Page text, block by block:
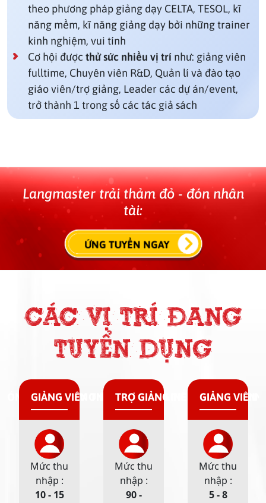
theo phương pháp giảng dạy CELTA, TESOL, kĩ
năng mềm, kĩ năng giảng dạy bởi những trainer
kinh nghiệm, vui tính
Cơ hội được thử sức nhiều vị trí như: giảng viên
fulltime, Chuyên viên R&D, Quản lí và đào tạo
giáo viên/trợ giảng, Leader các dự án/event,
trở thành 1 trong số các tác giả sách
Langmaster trải thảm đỏ - đón nhân
tài:
ỨNG TUYỂN NGAY
CÁC VỊ TRÍ ĐANG
TUYỂN DỤNG
ĐÀO TẠO GV ONLINE
GIẢNG VIÊN TIẾNG ANH OFFLINE PART-TIME
Mức thu
nhập :
10 - 15
TRỢ GIẢNG TIẾNG ANH
Mức thu
nhập :
90 -
GIẢNG VIÊN
Mức thu
nhập :
5 - 8